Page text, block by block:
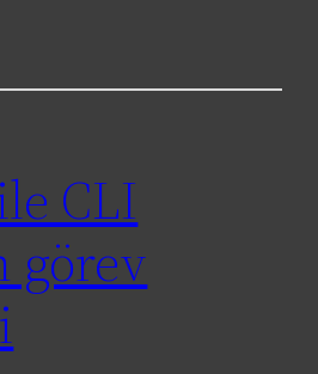
CLI
görev